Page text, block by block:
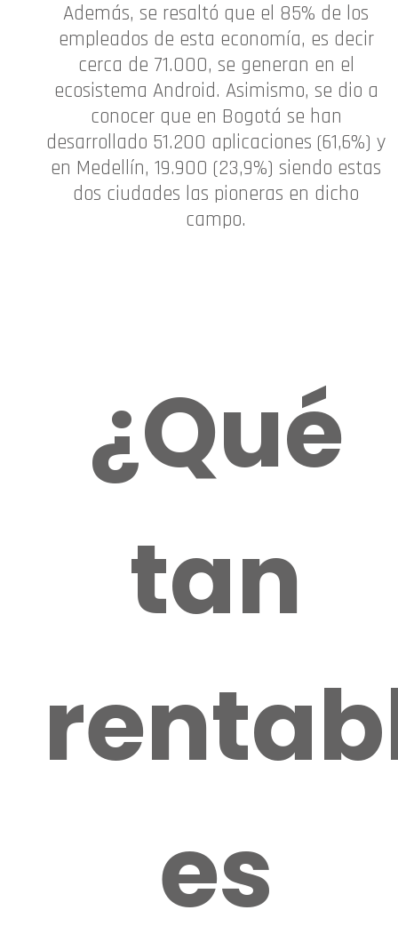
Además, se resaltó que el 85% de los
empleados de esta economía, es decir
cerca de 71.000, se generan en el
ecosistema Android. Asimismo, se dio a
conocer que en Bogotá se han
desarrollado 51.200 aplicaciones (61,6%) y
en Medellín, 19.900 (23,9%) siendo estas
dos ciudades las pioneras en dicho
campo.
¿Qué
tan
es